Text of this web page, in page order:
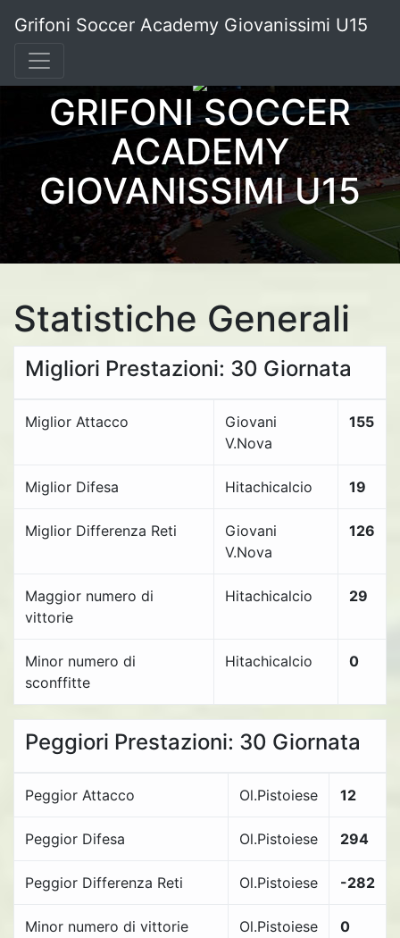
Grifoni Soccer Academy Giovanissimi U15
GRIFONI SOCCER
ACADEMY
GIOVANISSIMI U15
Statistiche Generali
Migliori Prestazioni: 30 Giornata
Miglior Attacco
Giovani
V.Nova
155
Miglior Difesa Hitachicalcio 19
Miglior Differenza Reti
Giovani
V.Nova
126
Maggior numero di
vittorie
Hitachicalcio 29
Minor numero di
sconffitte
Hitachicalcio 0
Peggiori Prestazioni: 30 Giornata
Peggior Attacco Ol.Pistoiese 12
Peggior Difesa Ol.Pistoiese 294
Peggior Differenza Reti Ol.Pistoiese -282
Minor numero di vittorie Ol.Pistoiese 0